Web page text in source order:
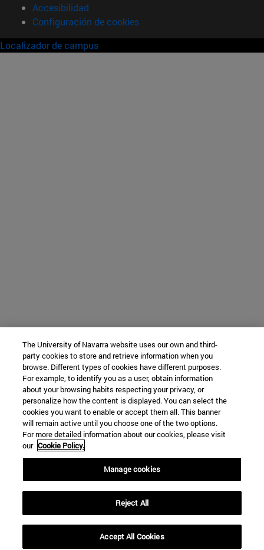
Accesibilidad
Configuración de cookies
Localizador de campus
The University of Navarra website uses our own and third-
party cookies to store and retrieve information when you
browse. Different types of cookies have different purposes.
For example, to identify you as a user, obtain information
about your browsing habits respecting your privacy, or
personalize how the content is displayed. You can select the
cookies you want to enable or accept them all. This banner
will remain active until you choose one of the two options.
For more detailed information about our cookies, please visit
our Cookie Policy.
Manage cookies
Reject All
Accept All Cookies